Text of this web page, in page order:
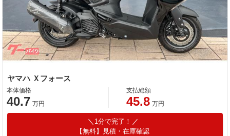
ヤマハ Ｘフォース
本体価格
40.7 万円
支払総額
45.8 万円
1分で完了！
【無料】見積・在庫確認